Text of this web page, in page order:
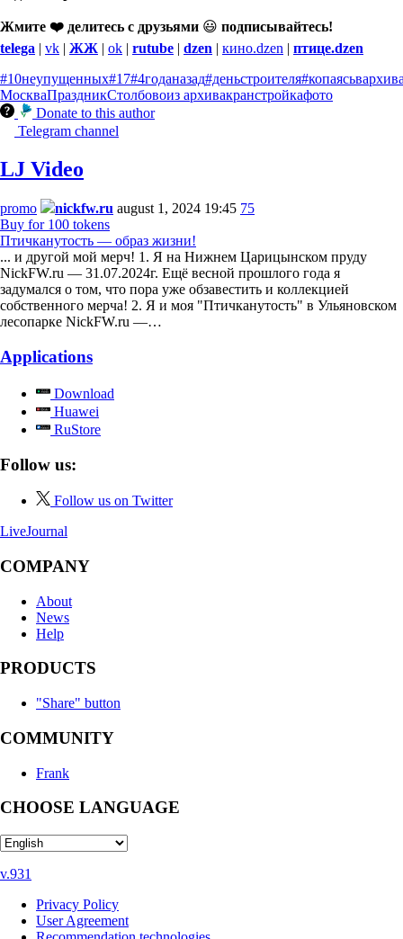
Жмите ❤️ делитесь с друзьями 😃 подписывайтесь!
telega | vk | ЖЖ | ok | rutube | dzen | кино.dzen | птице.dzen
#10неупущенных#17#4годаназад#деньстроителя
МоскваПраздникСтолбовоиз архивакранстройкафото
Donate to this author
Telegram channel
LJ Video
promo nickfw.ru august 1, 2024 19:45 75
Buy for 100 tokens
Птичканутость — образ жизни!
... и другой мой мерч! 1. Я на Нижнем Царицынском пруду
NickFW.ru — 31.07.2024г. Ещё весной прошлого года я
задумался о том, что пора уже обзавестить и коллекцией
собственного мерча! 2. Я и моя "Птичканутость" в Ульяновском
лесопарке NickFW.ru —…
Applications
Download
Huawei
RuStore
Follow us:
Follow us on Twitter
LiveJournal
COMPANY
About
News
Help
PRODUCTS
"Share" button
COMMUNITY
Frank
CHOOSE LANGUAGE
v.931
Privacy Policy
User Agreement